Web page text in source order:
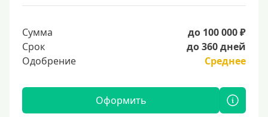
Сумма
до 100 000 ₽
Срок
до 360 дней
Одобрение
Среднее
Оформить